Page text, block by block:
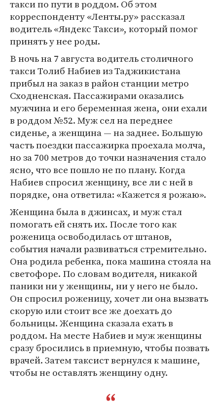
такси по пути в роддом. Об этом
корреспонденту «Ленты.ру» рассказал
водитель «Яндекс Такси», который помог
принять у нее роды.
В ночь на 7 августа водитель столичного
такси Толиб Набиев из Таджикистана
прибыл на заказ в район станции метро
Сходненская. Пассажирами оказались
мужчина и его беременная жена, они ехали
в роддом №52. Муж сел на переднее
сиденье, а женщина — на заднее. Большую
часть поездки пассажирка проехала молча,
но за 700 метров до точки назначения стало
ясно, что все пошло не по плану. Когда
Набиев спросил женщину, все ли с ней в
порядке, она ответила: «Кажется я рожаю».
Женщина была в джинсах, и муж стал
помогать ей снять их. После того как
роженица освободилась от штанов,
события начали развиваться стремительно.
Она родила ребенка, пока машина стояла на
светофоре. По словам водителя, никакой
паники ни у женщины, ни у него не было.
Он спросил роженицу, хочет ли она вызвать
скорую или стоит все же доехать до
больницы. Женщина сказала ехать в
роддом. На месте Набиев и муж женщины
сразу бросились в приемную, чтобы позвать
врачей. Затем таксист вернулся к машине,
чтобы не оставлять женщину одну.